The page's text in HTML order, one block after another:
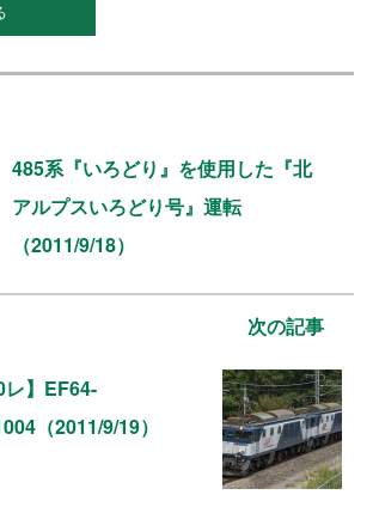
485系『いろどり』を使用した『北
アルプスいろどり号』運転
（2011/9/18）
次の記事
】EF64-
（2011/9/19）